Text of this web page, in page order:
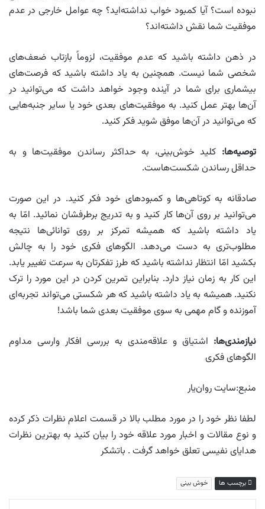
نبوده است؟ آیا کمبود خواب نداشته‌اید؟ چه عوامل خارجی در عدم
موفقیت شما نقش داشته‌اند؟
در ذهن داشته باشید که عدم موفقیت، لزوماً بازتاب ضعف‌های
شخصی شما نیست. همچنین به یاد داشته باشید که فرصت‌های
بیشماری برای شما در آینده وجود خواهد داشت که می‌توانید در
آن‌ها بهتر عمل کنید. به موفقیت‌های بعدی خود یا سایر جنبه‌هایی
که می‌توانید در آن‌ها موفق شوید فکر کنید.
توصیه‌ها: کلید خوش‌بینی، به حداکثر رساندن موفقیت‌ها و به
حداقل رساندن شکست‌هاست.
صادقانه به کوتاهی‌ها و کمبودهای خود فکر کنید. در این صورت
می‌توانید بر روی آن‌ها کار کنید و به تدریج برطرفشان نمائید. امّا به
یاد داشته باشید که همیشه تمرکز بر روی توانائی‌ها نتیجه
مطلوب‌تری به دست می‌دهد. الگوهای فکری خود را به چالش
بکشید امّا انتظار نداشته باشید که طرز تفکرتان به سرعت تغییر یابد.
این کار به زمان نیاز دارد. بنابراین تمرین کردن در این مورد را ترک
نکنید. همیشه به یاد داشته باشید که هر شکستی می‌تواند تجربه‌ای
آموزنده و گام مهمی به سوی موفقیت بعدی شما باشد!
نیازمندی‌ها: اشتیاق و علاقه‌مندی به بررسی افکار وارسی مداوم
الگوهای فکری
منبع:‌سایت روان‌یار
لطفا نظر خود را در مورد مطلب بالا در قسمت اعلام نظرات ذکر کرده
و نوع مقالات و اخبار مورد علاقه خود را بیان کنید به بهترین نظرات
هدایای نفیسی تعلق خواهد گرفت . باتشکر
برچسب ها خوش بینی